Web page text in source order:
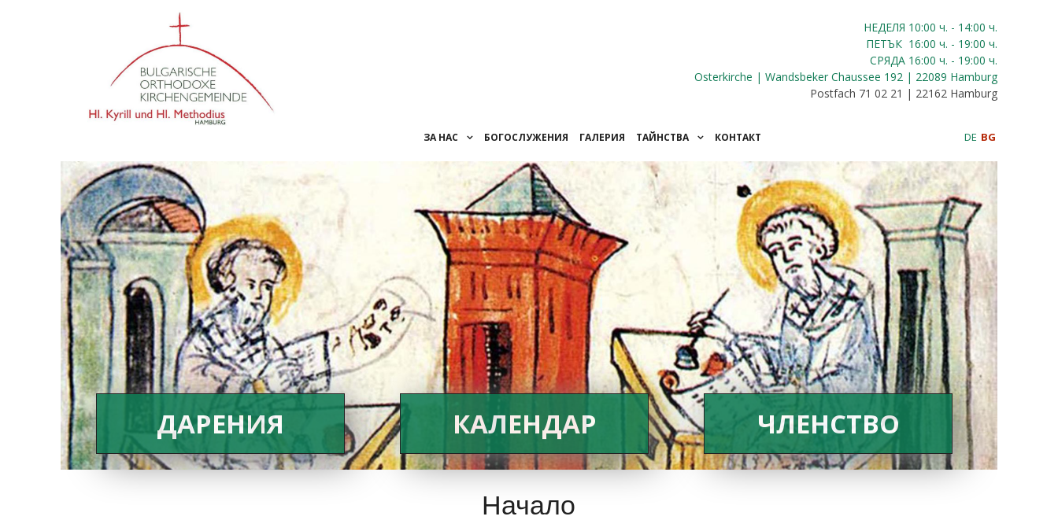
НЕДЕЛЯ 10:00 ч. - 14:00 ч.
ПЕТЪК 16:00 ч. - 19:00 ч.
СРЯДА 16:00 ч. - 19:00 ч.
Osterkirche | Wandsbeker Chaussee 192 | 22089 Hamburg
Postfach 71 02 21 | 22162 Hamburg
ЗА НАС БОГОСЛУЖЕНИЯ ГАЛЕРИЯ ТАЙНСТВА КОНТАКТ DE BG
ДАРЕНИЯ КАЛЕНДАР ЧЛЕНСТВО
Начало